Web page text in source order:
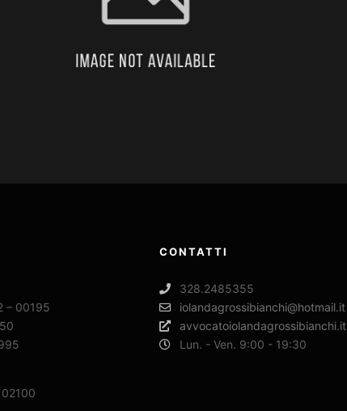
– 00195
CONTATTI
328.2485355
iolandagrossibianchi@hotmail.it
avvocatoiolandagrossibianchi.it
Lun. - Ven. 9:00 - 19:30